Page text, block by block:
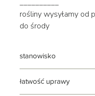
__________
rośliny wysyłamy od
do środy
stanowisko
słońca
łatwość uprawy